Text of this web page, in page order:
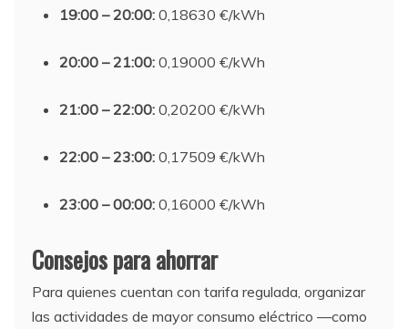
19:00 – 20:00: 0,18630 €/kWh
20:00 – 21:00: 0,19000 €/kWh
21:00 – 22:00: 0,20200 €/kWh
22:00 – 23:00: 0,17509 €/kWh
23:00 – 00:00: 0,16000 €/kWh
Consejos para ahorrar
Para quienes cuentan con tarifa regulada, organizar
las actividades de mayor consumo eléctrico —como